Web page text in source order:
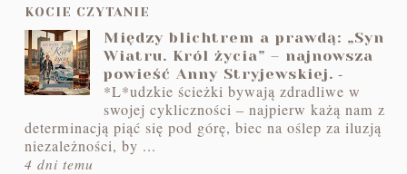
KOCIE CZYTANIE
Między blichtrem a prawdą: „Syn
Wiatru. Król życia” – najnowsza
powieść Anny Stryjewskiej. -
*L*udzkie ścieżki bywają zdradliwe w
swojej cykliczności – najpierw każą nam z
determinacją piąć się pod górę, biec na oślep za iluzją
niezależności, by ...
4 dni temu